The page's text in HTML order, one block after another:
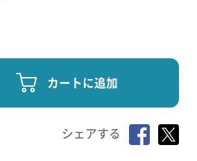
カートに追加
シェアする